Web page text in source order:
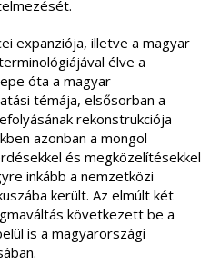
expanziója, illetve a magyar
élve a
óta a magyar
témája, elsősorban a
rekonstrukciója
azonban a mongol
és megközelítésekkel
inkább a nemzetközi
került. Az elmúlt két
következett be a
is a magyarországi